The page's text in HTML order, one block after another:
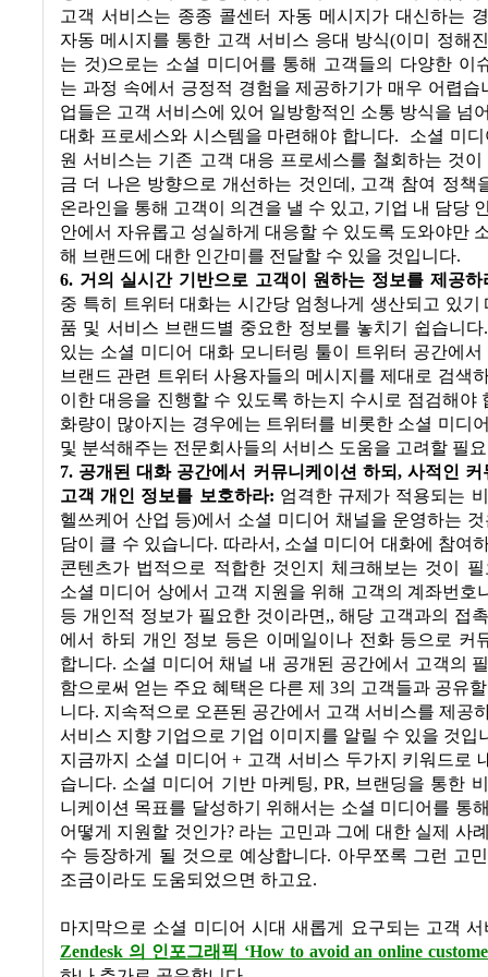
고객 서비스는 종종 콜센터 자동 메시지가 대신하는
자동 메시지를 통한 고객 서비스 응대 방식(이미 정해
는 것)으로는 소셜 미디어를 통해 고객들의 다양한 이
는 과정 속에서 긍정적 경험을 제공하기가 매우 어렵습
업들은 고객 서비스에 있어 일방항적인 소통 방식을 넘
대화 프로세스와 시스템을 마련해야 합니다.
소셜 미
원 서비스는 기존 고객 대응 프로세스를 철회하는 것
금 더 나은 방향으로 개선하는 것인데 , 고객 참여 정책
온라인을 통해 고객이 의견을 낼 수 있고, 기업 내 담당
안에서 자유롭고 성실하게 대응할 수 있도록 도와야만
해 브랜드에 대한 인간미를 전달할 수 있을 것입니다.
6. 거의 실시간 기반으로 고객이 원하는 정보를 제공하
중 특히 트위터 대화는 시간당 엄청나게 생산되고 있기
품 및 서비스 브랜드별 중요한 정보를 놓치기 쉽습니다
있는 소셜 미디어 대화 모니터링 툴이 트위터 공간에
브랜드 관련 트위터 사용자들의 메시지를 제대로 검색
이한 대응을 진행할 수 있도록 하는지 수시로 점검해야
화량이 많아지는 경우에는 트위터를 비롯한 소셜 미디
및 분석해주는 전문회사들의 서비스 도움을 고려할 필
7. 공개된 대화 공간에서 커뮤니케이션 하되, 사적인 커
고객 개인 정보를 보호하라: 엄격한 규제가 적용되는
헬쓰케어 산업 등)에서 소셜 미디어 채널을 운영하는
담이 클 수 있습니다. 따라서 , 소셜 미디어 대화에 참여
콘텐츠가 법적으로 적합한 것인지 체크해보는 것이 필
소셜 미디어 상에서 고객 지원을 위해 고객의 계좌번호
등 개인적 정보가 필요한 것이라면,,해당 고객과의 접
에서 하되 개인 정보 등은 이메일이나 전화 등으로 커
합니다. 소셜 미디어 채널 내 공개된 공간에서 고객의
함으로써 얻는 주요 혜택은 다른 제 3의 고객들과 공유
니다. 지속적으로 오픈된 공간에서 고객 서비스를 제공
서비스 지향 기업으로 기업 이미지를 알릴 수 있을 것입
지금까지 소셜 미디어 + 고객 서비스 두가지 키워드로
습니다. 소셜 미디어 기반 마케팅, PR, 브랜딩을 통한
니케이션 목표를 달성하기 위해서는 소셜 미디어를 통
어떻게 지원할 것인가? 라는 고민과 그에 대한 실제 사
수 등장하게 될 것으로 예상합니다. 아무쪼록 그런 고
조금이라도 도움되었으면 하고요.
마지막으로 소셜 미디어 시대 새롭게 요구되는 고객 서
Zendesk 의 인포그래픽 ‘How to avoid an online